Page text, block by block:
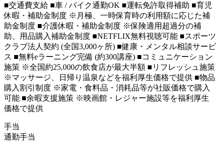
■交通費支給 ■車 / バイク通勤OK ■運転免許取得補助 ■育児
休暇・補助金制度 ※月極、一時保育時の利用額に応じた補
助金制度 ■介護休暇・補助金制度 ※保険適用超過分の補
助、用品購入補助金制度 ■NETFLIX無料視聴可能 ■スポーツ
クラブ法人契約 (全国3,000ヶ所) ■健康・メンタル相談サービ
ス ■無料eラーニング完備 (約300講座) ■コミュニケーション
施策 ※全国約25,000の飲食店が最大半額 ■リフレッシュ施策
※マッサージ、日帰り温泉などを福利厚生価格で提供 ■物品
購入割引制度 ※家電・食料品・消耗品等が社販価格で購入
可能 ■余暇支援施策 ※映画館・レジャー施設等を福利厚生
価格で提供
手当
通勤手当